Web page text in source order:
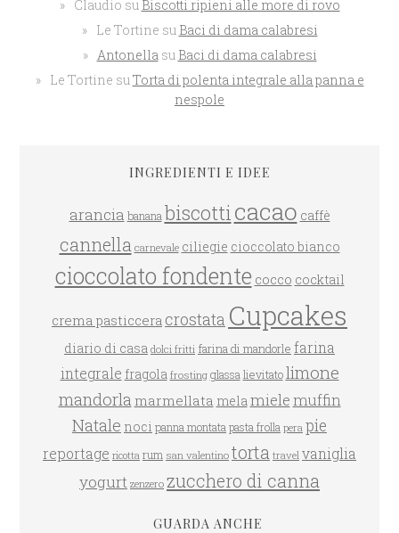
Claudio su Biscotti ripieni alle more di rovo
Le Tortine su Baci di dama calabresi
Antonellasu Baci di dama calabresi
Le Tortine suTorta di polenta integrale alla panna e
nespole
INGREDIENTI E IDEE
arancia banana biscotticacao caffè
cannella carnevale ciliegie cioccolato bianco
cioccolato fondente cocco cocktail
crema pasticcera crostata Cupcakes
diario di casa dolci fritti farina di mandorle farina
integrale fragola frosting glassa lievitato limone
mandorla marmellata melamielemuffin
Natale noci panna montata pasta frolla pera pie
reportage ricotta rum san valentino torta travel vaniglia
yogurt zenzero zucchero di canna
GUARDA ANCHE